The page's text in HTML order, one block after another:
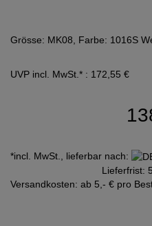
Grösse: MK08, Farbe: 1016S
UVP incl. MwSt.* : 172,55 €
*incl. MwSt., lieferbar nach:
Lieferfrist:
Versandkosten: ab 5,- € pro